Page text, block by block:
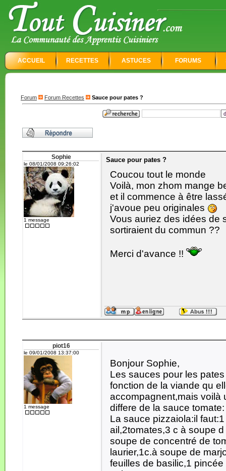
ACCUEIL RECETTES ASTUCES FORUMS
Forum Forum Recettes Sauce pour pates ?
Sophie
le 08/01/2008 09:26:02
1 message
Sauce pour pates ?
Coucou tout le monde
Voilà, mon zhom mange
et il commence à être
j'avoue peu originales
Vous auriez des idées de
sortiraient du commun ??
Merci d'avance !!
piot16
le 09/01/2008 13:37:00
1 message
Bonjour Sophie,
Les sauces pour les
fonction de la viande qu
accompagnent,mais voilà
differe de la sauce tomate:
La sauce pizzaiola:il
ail,2tomates,3 c à soupe
soupe de concentré de
laurier,1c.à soupe de
feuilles de basilic,1